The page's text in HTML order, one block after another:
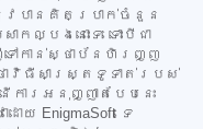
បានគិតប្រាក់ចំនួន
បងនោះទេ ទោះបីជា
ទៅកាន់ស្ថាប័នហិរញ្ញ
វិធីសាស្ត្រទូទាត់របស់
ារអនុញ្ញាតបែបនេះ
យ EnigmaSoft ទេ